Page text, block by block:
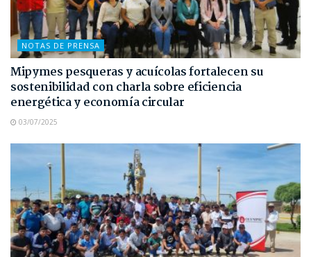
NOTAS DE PRENSA
Mipymes pesqueras y acuícolas fortalecen su
sostenibilidad con charla sobre eficiencia
energética y economía circular
03/07/2025